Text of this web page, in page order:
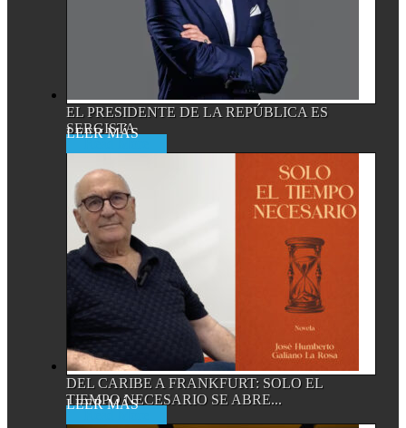
EL PRESIDENTE DE LA REPÚBLICA ES
SERGISTA
DEL CARIBE A FRANKFURT: SOLO EL
TIEMPO NECESARIO SE ABRE...